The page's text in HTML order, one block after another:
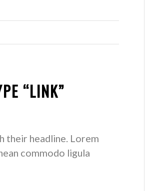
“LINK”
their headline. Lorem
commodo ligula